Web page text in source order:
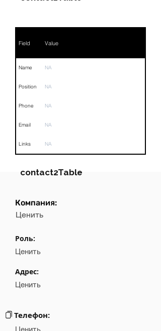
Field Value
Name NA
Position NA
Phone NA
Email NA
Links NA
contact2Table
Field
Email
Компания:
Ценить
Роль:
Ценить
Адрес:
Ценить
Телефон:
Ценить